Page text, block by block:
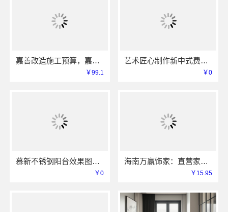
嘉善改造施工预算，嘉兴家美建材科技透明报价
￥99.1
艺术匠心制作新中式费用_江苏东钢金属家居有限公司
￥0
慕新不锈钢阳台效果图，江苏全案装修服务
￥0
海南万赢饰家：直营家庭装修成本管控透明省心
￥15.95